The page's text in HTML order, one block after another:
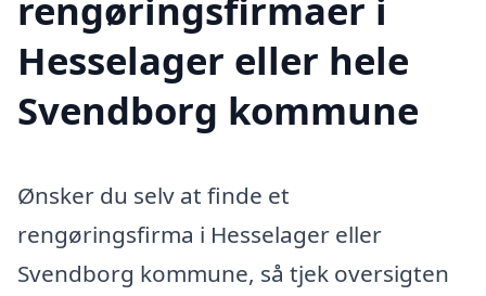
rengøringsfirmaer i
Hesselager eller hele
Svendborg kommune
Ønsker du selv at finde et
rengøringsfirma i Hesselager eller
Svendborg kommune, så tjek oversigten